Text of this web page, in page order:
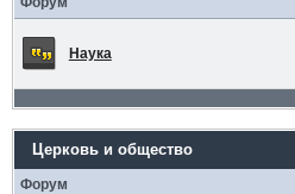
Наука
Церковь и общество
Форум